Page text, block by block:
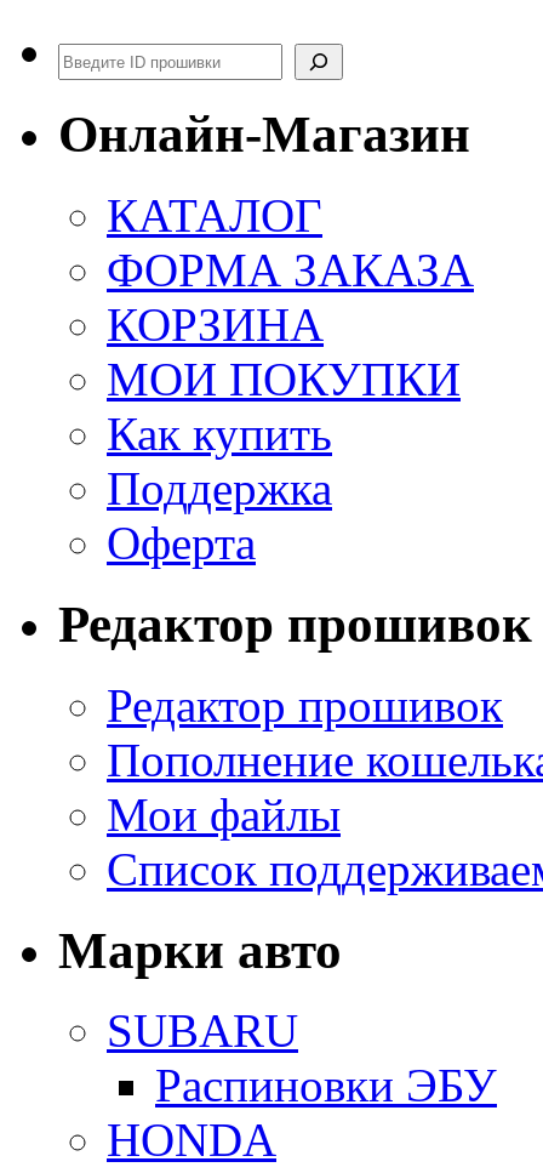
Поиск
Онлайн-Магазин
КАТАЛОГ
ФОРМА ЗАКАЗА
КОРЗИНА
МОИ ПОКУПКИ
Как купить
Поддержка
Оферта
Редактор прошивок
Редактор прошивок
Пополнение
Мои файлы
Список
Марки авто
SUBARU
Распиновки ЭБУ
HONDA